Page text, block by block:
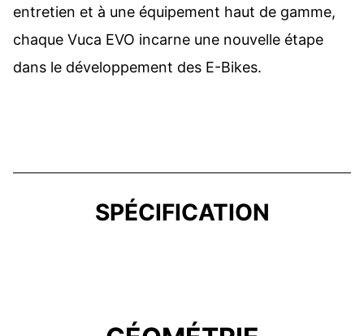
entretien et à une équipement haut de gamme,
chaque Vuca EVO incarne une nouvelle étape
dans le développement des E-Bikes.
SPÉCIFICATION